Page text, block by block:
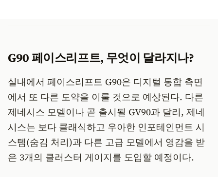
G90 페이스리프트, 무엇이 달라지나?
실내에서 페이스리프트 G90은 디지털 통합 측면
에서 또 다른 도약을 이룰 것으로 예상된다. 다른
제네시스 모델이나 곧 출시될 GV90과 달리, 제네
시스는 보다 클래식하고 우아한 인포테인먼트 시
스템(숨김 처리)과 다른 고급 모델에서 영감을 받
은 3개의 클러스터 게이지를 도입할 예정이다.